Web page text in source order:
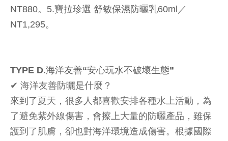
NT880。5.寶拉珍選 舒敏保濕防曬乳60ml／
NT1,295。
TYPE D.海洋友善“安心玩水不破壞生態”
✔︎ 海洋友善防曬是什麼？
來到了夏天，很多人都喜歡安排各種水上活動，為
了避免紫外線傷害，會擦上大量的防曬產品，雖保
護到了肌膚，卻也對海洋環境造成傷害。根據國際